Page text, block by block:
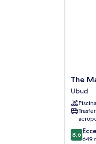
The
Mansion
Resort
Hotel
&
Spa
Ubud
The
Ubud
Piscina
8.6
su
8,6
649